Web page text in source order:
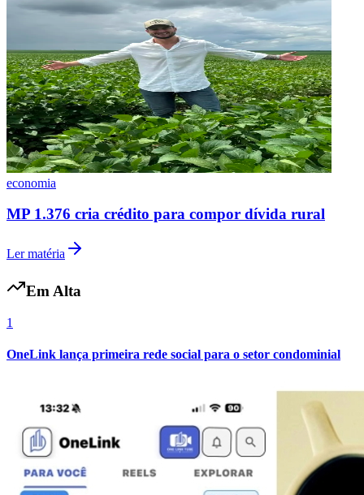
Flamengo
economia
MP 1.376 cria crédito para compor dívida rural
Ler matéria
Em Alta
1
OneLink lança primeira rede social para o setor condominial